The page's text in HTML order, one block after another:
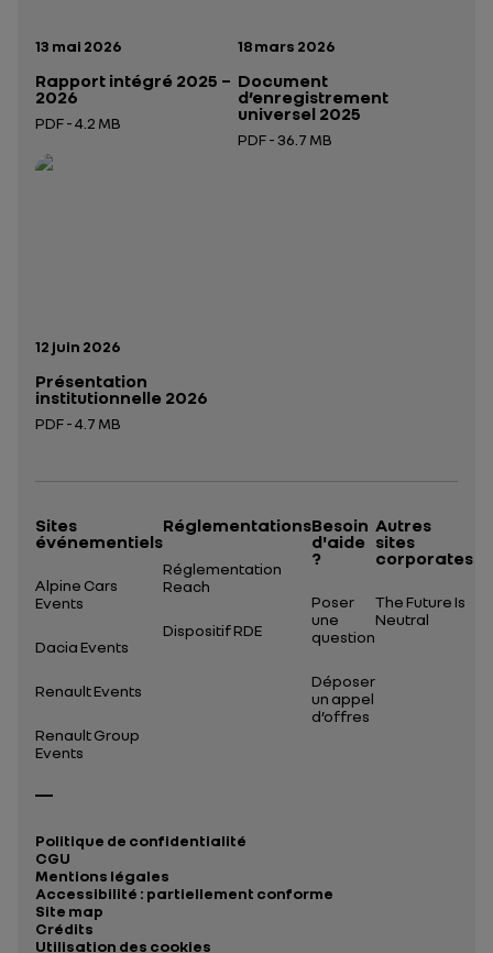
Date de publication:
13 mai 2026
Rapport intégré 2025 –
2026
PDF - 4.2 MB
Ouverture dans un nouvel onglet
Date de publication:
18 mars 2026
Document
d’enregistrement
universel 2025
PDF - 36.7 MB
Date de publication:
12 juin 2026
Présentation
institutionnelle 2026
PDF - 4.7 MB
Sites
événementiels
Alpine Cars
Events
Dacia Events
Renault Events
Renault Group
Events
Réglementations
Réglementation
Reach
Dispositif RDE
Besoin
d'aide
?
Poser
une
question
Déposer
un appel
d’offres
Autres
sites
corporates
The Future Is
Neutral
Politique de confidentialité
CGU
Mentions légales
Accessibilité : partiellement conforme
Site map
Crédits
Utilisation des cookies